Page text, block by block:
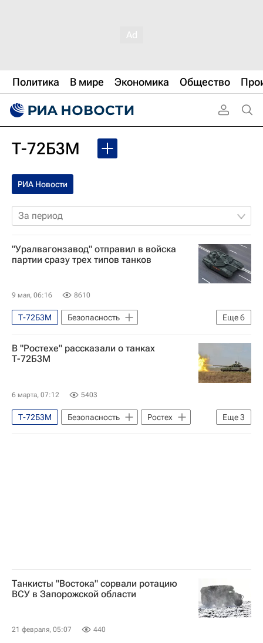
Политика В мире Экономика Общество
Т-72Б3М
РИА Новости
За период
"Уралвагонзавод" отправил в войска
партии сразу трех типов танков
9 мая, 06:16 8610
Еще6
Т-72Б3М
Безопасность
Нижний Тагил
Челябинск
Омск
Уралвагонзавод
Ростех
В "Ростехе" рассказали о танках
Т-72Б3М
6 марта, 07:12 5403
Еще3
Т-72Б3М Безопасность
Ростех
Уралвагонзавод
Т-72 "Урал"
Танкисты "Востока" сорвали ротацию
ВСУ в Запорожской области
21 февраля, 05:07 440